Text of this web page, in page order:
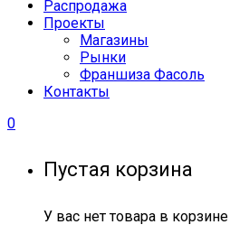
Распродажа
Проекты
Магазины
Рынки
Франшиза Фасоль
Контакты
0
Пустая корзина
У вас нет товара в корзине